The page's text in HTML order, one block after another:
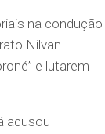
na condução
Nilvan
e lutarem
acusou